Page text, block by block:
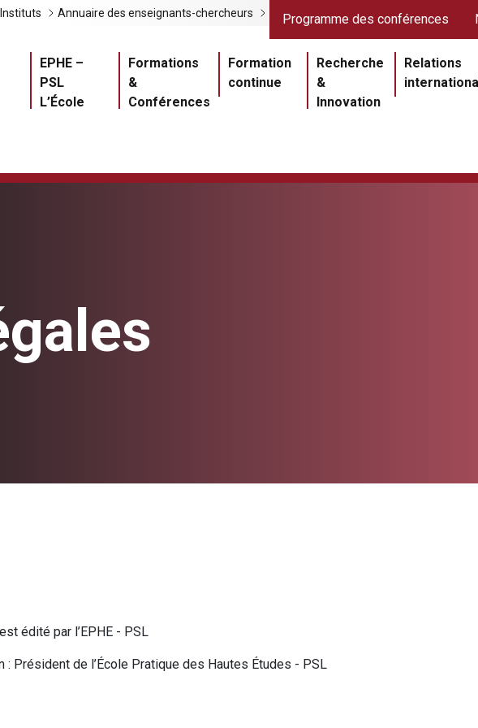
Navigation principale
EPHE –
PSL
L’École
Formations
&
Conférences
Formation
continue
Recherche
&
Innovation
Relations
Liens gris
Instituts Annuaire des enseignants-chercheurs Liens
Programme des conférences
est édité par l’EPHE - PSL
: Président de l’École Pratique des Hautes Études - PSL